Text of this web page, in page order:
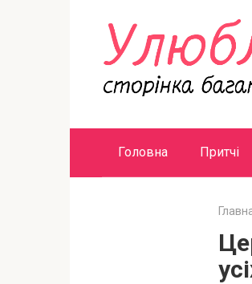
Головна Притчі